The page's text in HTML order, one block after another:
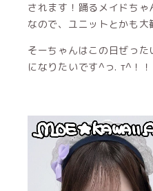
されます！踊るメイドち
なので、ユニットとかも
そーちゃんはこの日ぜっ
になりたいです^っ. т^！！